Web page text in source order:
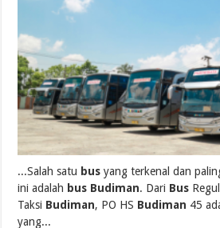
...Salah satu bus yang terkenal dan
ini adalah bus Budiman. Dari Bus
Taksi Budiman, PO HS Budiman 45
yang...